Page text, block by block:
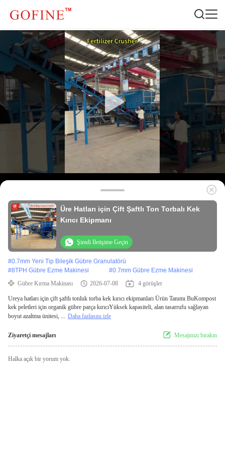
Üre Hatları için Çift Şaftlı Ton Torbalı Kek
Kırıcı Ekipmanı
Şimdi Iletişime Geçin
#0.7mm Yeni Tip Bileşik Gübre Granulatörü
#8TPH Gübre Ezme Makinesi #0.7mm Gübre Ezme Makinesi
Gübre Kırma Makinası
2026-07-08 4 görüşler
Ureya hatları için çift şaftlı tonluk torba kek kırıcı ekipmanları Ürün Tanımı BuKompost
kek peletleri için organik gübre parça kırıcıYüksek kapasiteli, alan tasarrufu sağlayan
boyut azaltma ünitesi, ... Daha fazlasını izle
Ziyaretçi mesajları Mesajınızı bırakın
Halka açık bir yorum yok.